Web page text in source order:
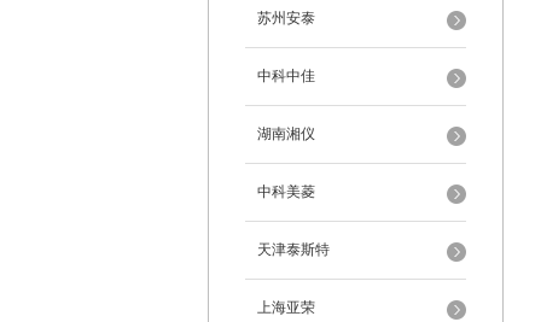
苏州安泰
中科中佳
湖南湘仪
中科美菱
天津泰斯特
上海亚荣